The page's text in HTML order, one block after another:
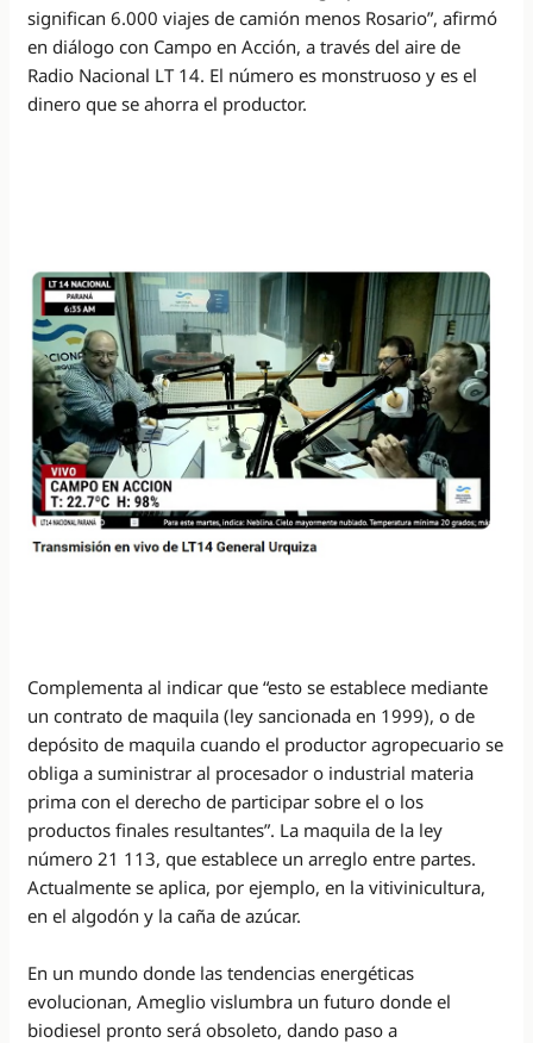
significan 6.000 viajes de camión menos Rosario”, afirmó
en diálogo con Campo en Acción, a través del aire de
Radio Nacional LT 14. El número es monstruoso y es el
dinero que se ahorra el productor.
Complementa al indicar que “esto se establece mediante
un contrato de maquila (ley sancionada en 1999), o de
depósito de maquila cuando el productor agropecuario se
obliga a suministrar al procesador o industrial materia
prima con el derecho de participar sobre el o los
productos finales resultantes”. La maquila de la ley
número 21 113, que establece un arreglo entre partes.
Actualmente se aplica, por ejemplo, en la vitivinicultura,
en el algodón y la caña de azúcar.
En un mundo donde las tendencias energéticas
evolucionan, Ameglio vislumbra un futuro donde el
biodiesel pronto será obsoleto, dando paso a